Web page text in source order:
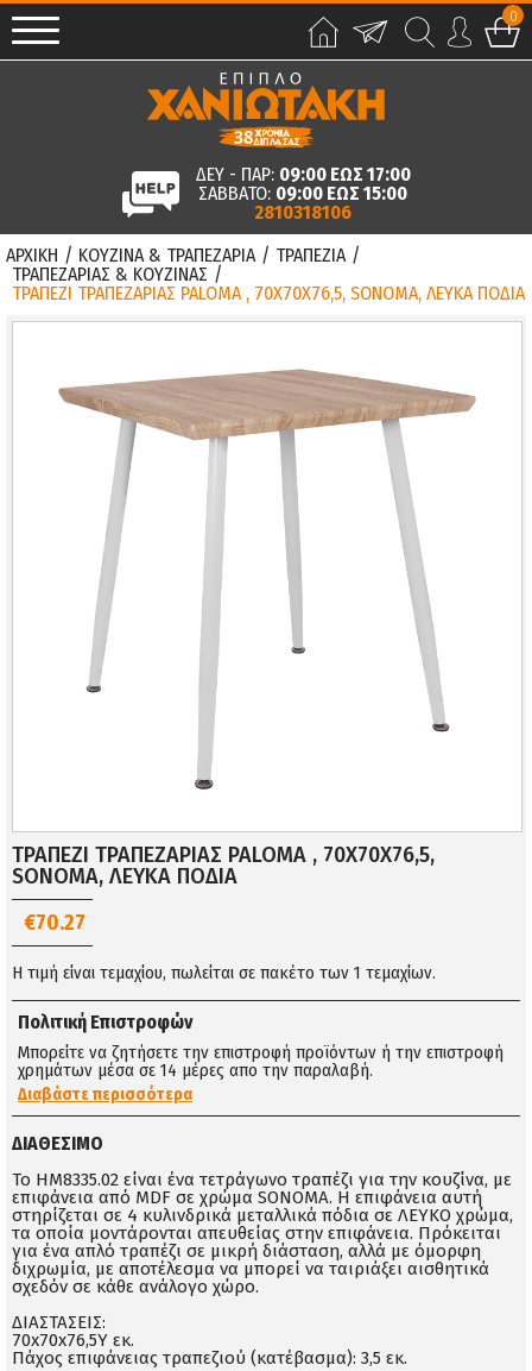
0
ΔΕΥ - ΠΑΡ: 09:00 ΕΩΣ 17:00
ΣΑΒΒΑΤΟ: 09:00 ΕΩΣ 15:00
2810318106
ΑΡΧΙΚΗ / ΚΟΥΖΙΝΑ & ΤΡΑΠΕΖΑΡΙΑ / ΤΡΑΠΕΖΙΑ /
ΤΡΑΠΕΖΑΡΙΑΣ & ΚΟΥΖΙΝΑΣ /
ΤΡΑΠΕΖΙ ΤΡΑΠΕΖΑΡΙΑΣ PALOMA , 70Χ70X76,5, SONOMA, ΛΕΥΚΑ ΠΟΔΙΑ
ΤΡΑΠΕΖΙ ΤΡΑΠΕΖΑΡΙΑΣ PALOMA , 70Χ70X76,5,
SONOMA, ΛΕΥΚΑ ΠΟΔΙΑ
€70.27
Η τιμή είναι τεμαχίου, πωλείται σε πακέτο των 1 τεμαχίων.
Πολιτική Επιστροφών
Μπορείτε να ζητήσετε την επιστροφή προϊόντων ή την επιστροφή
χρημάτων μέσα σε 14 μέρες απο την παραλαβή.
Διαβάστε περισσότερα
ΔΙΑΘΈΣΙΜΟ
Το ΗΜ8335.02 είναι ένα τετράγωνο τραπέζι για την κουζίνα, με
επιφάνεια από MDF σε χρώμα SONOMA. Η επιφάνεια αυτή
στηρίζεται σε 4 κυλινδρικά μεταλλικά πόδια σε ΛΕΥΚΟ χρώμα,
τα οποία μοντάρονται απευθείας στην επιφάνεια. Πρόκειται
για ένα απλό τραπέζι σε μικρή διάσταση, αλλά με όμορφη
διχρωμία, με αποτέλεσμα να μπορεί να ταιριάξει αισθητικά
σχεδόν σε κάθε ανάλογο χώρο.
ΔΙΑΣΤΑΣΕΙΣ:
70x70x76,5Υ εκ.
Πάχος επιφάνειας τραπεζιού (κατέβασμα): 3,5 εκ.